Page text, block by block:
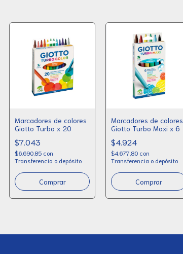
Marcadores de colores
Giotto Turbo x 20
$7.043
$6.690,85 con
Transferencia o depósito
Marcadores de colores
Giotto Turbo Maxi x 6
$4.924
$4.677,80 con
Transferencia o depósito